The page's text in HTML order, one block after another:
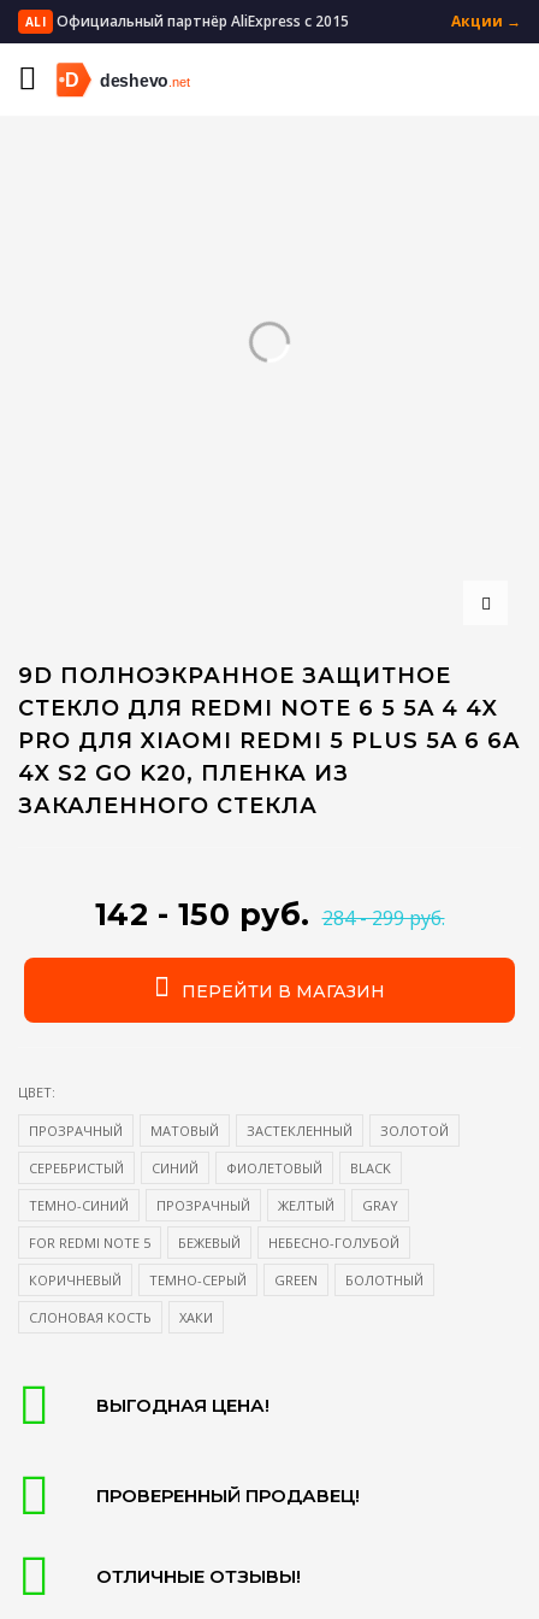
ALI Официальный партнёр AliExpress с 2015 Акции →
9D ПОЛНОЭКРАННОЕ ЗАЩИТНОЕ
СТЕКЛО ДЛЯ REDMI NOTE 6 5 5A 4 4X
PRO ДЛЯ XIAOMI REDMI 5 PLUS 5A 6 6A
4X S2 GO K20, ПЛЕНКА ИЗ
ЗАКАЛЕННОГО СТЕКЛА
142 - 150 руб. 284 - 299 руб.
ПЕРЕЙТИ В МАГАЗИН
ЦВЕТ:
ПРОЗРАЧНЫЙ МАТОВЫЙ ЗАСТЕКЛЕННЫЙ ЗОЛОТОЙ
СЕРЕБРИСТЫЙ СИНИЙ ФИОЛЕТОВЫЙ BLACK
ТЕМНО-СИНИЙ ПРОЗРАЧНЫЙ ЖЕЛТЫЙ GRAY
FOR REDMI NOTE 5 БЕЖЕВЫЙ НЕБЕСНО-ГОЛУБОЙ
КОРИЧНЕВЫЙ ТЕМНО-СЕРЫЙ GREEN БОЛОТНЫЙ
СЛОНОВАЯ КОСТЬ ХАКИ
ВЫГОДНАЯ ЦЕНА!
ПРОВЕРЕННЫЙ ПРОДАВЕЦ!
ОТЛИЧНЫЕ ОТЗЫВЫ!